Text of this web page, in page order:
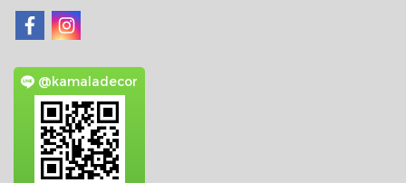
@kamaladecor